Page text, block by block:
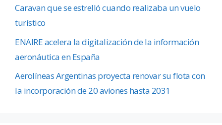
Caravan que se estrelló cuando realizaba un vuelo
turístico
ENAIRE acelera la digitalización de la información
aeronáutica en España
Aerolíneas Argentinas proyecta renovar su flota con
la incorporación de 20 aviones hasta 2031